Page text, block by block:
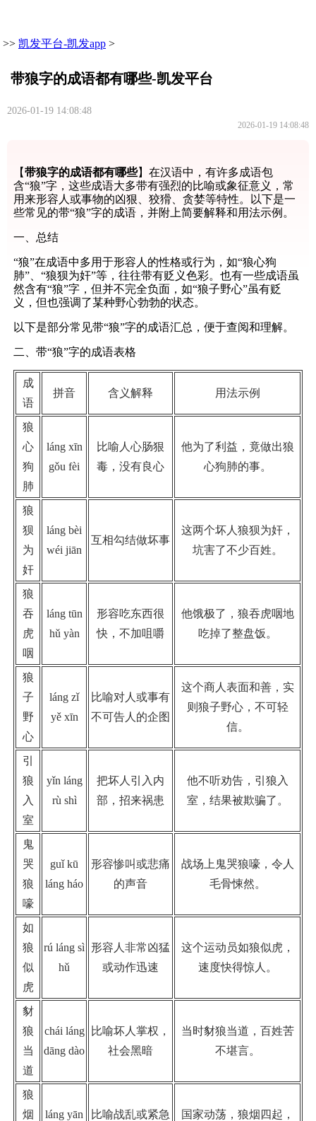
>> 凯发平台-凯发app >
带狼字的成语都有哪些-凯发平台
2026-01-19 14:08:48
2026-01-19 14:08:48
【带狼字的成语都有哪些】在汉语中，有许多成语包
含“狼”字，这些成语大多带有强烈的比喻或象征意义，常
用来形容人或事物的凶狠、狡猾、贪婪等特性。以下是一
些常见的带“狼”字的成语，并附上简要解释和用法示例。
一、总结
“狼”在成语中多用于形容人的性格或行为，如“狼心狗
肺”、“狼狈为奸”等，往往带有贬义色彩。也有一些成语虽
然含有“狼”字，但并不完全负面，如“狼子野心”虽有贬
义，但也强调了某种野心勃勃的状态。
以下是部分常见带“狼”字的成语汇总，便于查阅和理解。
二、带“狼”字的成语表格
成
语
拼音 含义解释 用法示例
狼
心
狗
肺
láng xīn
gǒu fèi
比喻人心肠狠
毒，没有良心
他为了利益，竟做出狼
心狗肺的事。
狼
狈
为
奸
láng bèi
wéi jiān
互相勾结做坏事
这两个坏人狼狈为奸，
坑害了不少百姓。
狼
吞
虎
咽
láng tūn
hǔ yàn
形容吃东西很
快，不加咀嚼
他饿极了，狼吞虎咽地
吃掉了整盘饭。
狼
子
野
心
láng zǐ
yě xīn
比喻对人或事有
不可告人的企图
这个商人表面和善，实
则狼子野心，不可轻
信。
引
狼
入
室
yǐn láng
rù shì
把坏人引入内
部，招来祸患
他不听劝告，引狼入
室，结果被欺骗了。
鬼
哭
狼
嚎
guǐ kū
láng háo
形容惨叫或悲痛
的声音
战场上鬼哭狼嚎，令人
毛骨悚然。
如
狼
似
虎
rú láng sì
hǔ
形容人非常凶猛
或动作迅速
这个运动员如狼似虎，
速度快得惊人。
豺
狼
当
道
chái láng
dāng dào
比喻坏人掌权，
社会黑暗
当时豺狼当道，百姓苦
不堪言。
狼
烟
láng yān
比喻战乱或紧急
国家动荡，狼烟四起，